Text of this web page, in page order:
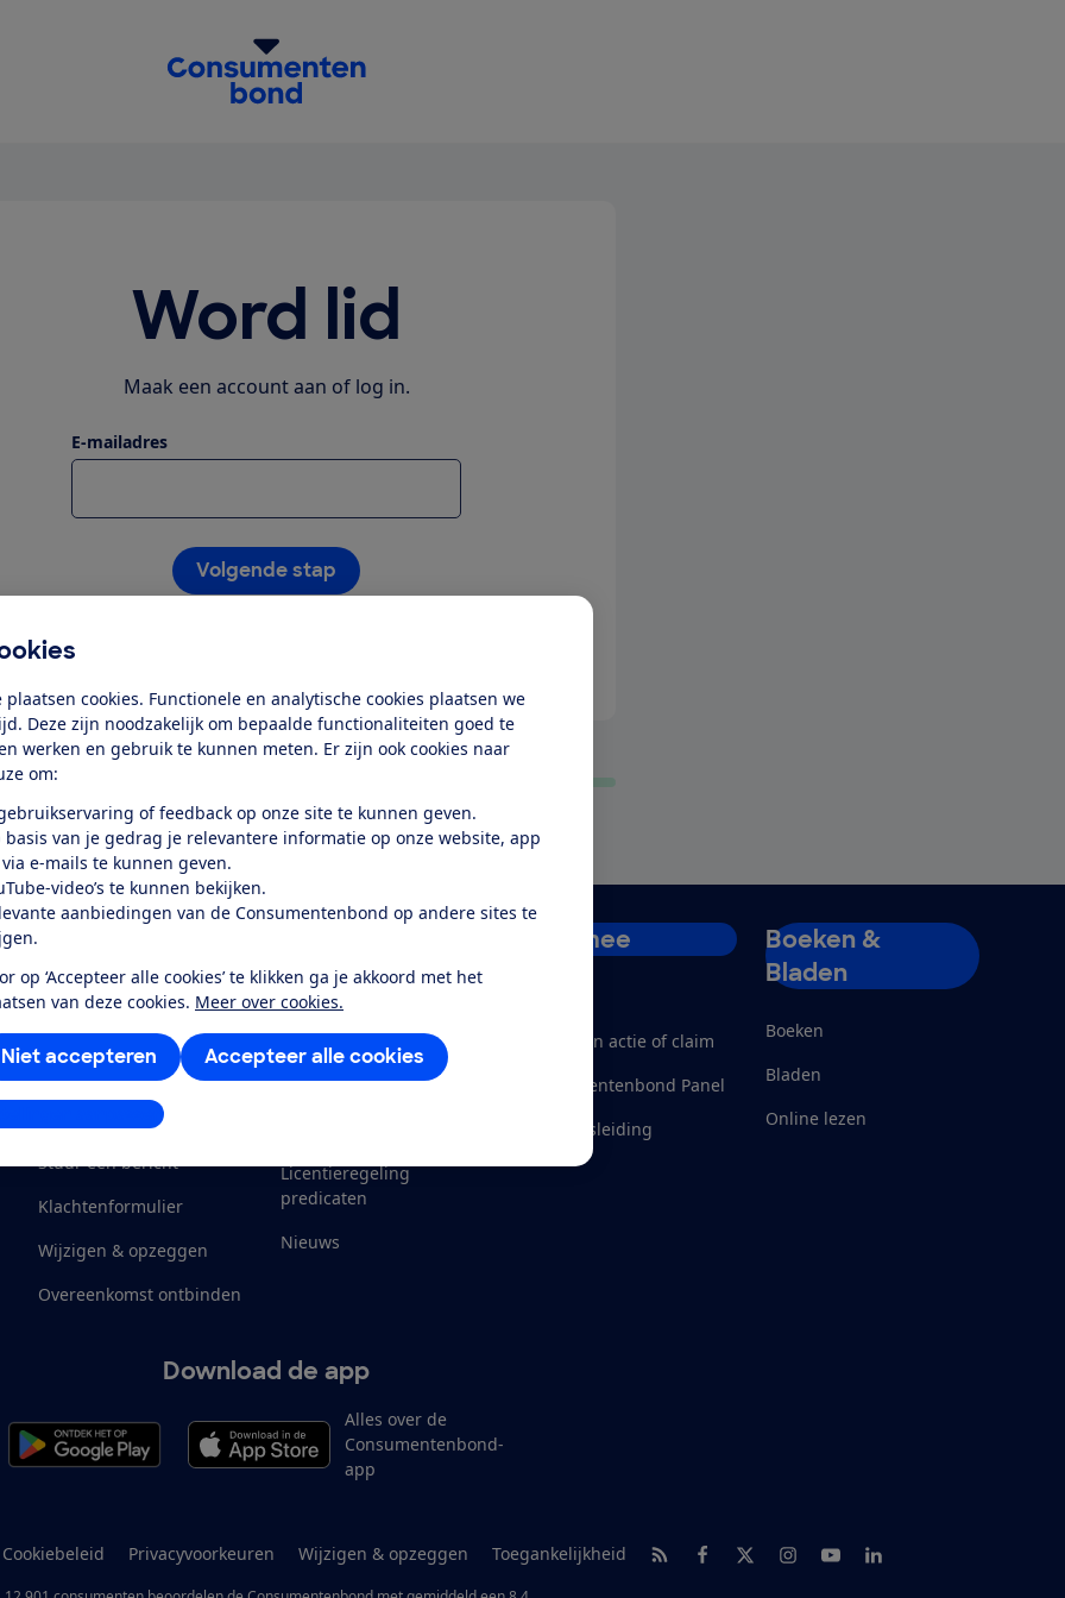
plaatsen cookies. Functionele en analytische cookies plaatsen we
Deze zijn noodzakelijk om bepaalde functionaliteiten goed te
werken en gebruik te kunnen meten. Er zijn ook cookies naar
om:
of feedback op onze site te kunnen geven.
basis van je gedrag je relevantere informatie op onze website, app
e-mails te kunnen geven.
video’s te kunnen bekijken.
aanbiedingen van de Consumentenbond op andere sites te
op ‘Accepteer alle cookies’ te klikken ga je akkoord met het
van deze cookies. Meer over cookies.
Accepteer alle cookies
Niet accepteren
aanpassen
Word lid
Maak een account aan of log in.
E-mailadres
Volgende stap
Stap 1 van 2
Contact
Mijn Consumentenbond
Klantenservice
Stuur een bericht
Klachtenformulier
Wijzigen & opzeggen
Overeenkomst ontbinden
Wie zijn we
Vacatures
Werken bij
Licentieregeling
predicaten
Nieuws
Doe mee
Steun een actie of claim
Consumentenbond Panel
Meld misleiding
Boeken &
Bladen
Boeken
Bladen
Online lezen
Download de app
Alles over de
Consumentenbond-
app
Cookiebeleid Privacyvoorkeuren Wijzigen & opzeggen Toegankelijkheid RSS-feed nieuws
Facebook
TwitterInstagram
YoutubeLinkedIn